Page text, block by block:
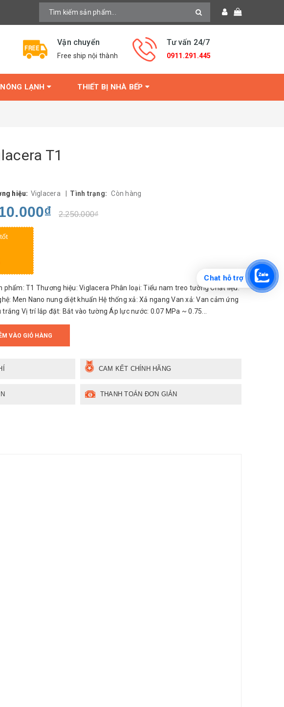
Vận chuyển
Free ship nội thành
Tư vấn 24/7
0911.291.445
LẠNH THIẾT BỊ NHÀ BẾP
T1
hiệu: Viglacera Tình trạng: Còn hàng
2.250.000₫
phẩm: T1 Thương hiệu: Viglacera Phân loại: Tiểu nam treo tường Chất liệu:
Men Nano nung diệt khuẩn Hệ thống xả: Xả ngang Van xả: Van cảm ứng
Vị trí lắp đặt: Bắt vào tường Áp lực nước: 0.07 MPa ~ 0.75...
VÀO GIỎ HÀNG
CAM KẾT CHÍNH HÃNG
THANH TOÁN ĐƠN GIẢN
Chat hỗ trợ